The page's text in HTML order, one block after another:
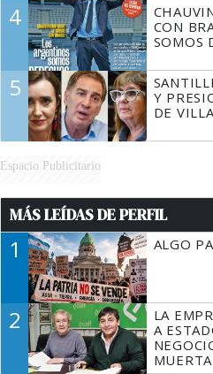
4
CON
SOMOS
5
Y
DE
Espacio Publicitario
MÁS LEÍDAS DE PERFIL
1 ALGO
2
LA
A
MUERTA